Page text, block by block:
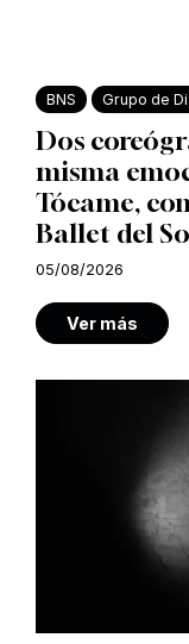
BNS Grupo de
Dos
misma
Tócame,
Ballet del
05/08/2026
Ver más